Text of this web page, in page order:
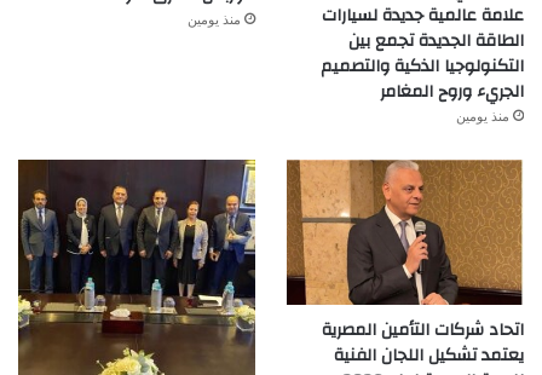
علامة عالمية جديدة لسيارات
الطاقة الجديدة تجمع بين
التكنولوجيا الذكية والتصميم
الجريء وروح المغامر
منذ يومين
منذ يومين
اتحاد شركات التأمين المصرية
يعتمد تشكيل اللجان الفنية